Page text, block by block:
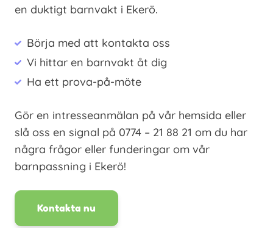
en duktigt barnvakt i Ekerö.
Börja med att kontakta oss
Vi hittar en barnvakt åt dig
Ha ett prova-på-möte
Gör en intresseanmälan på vår hemsida eller
slå oss en signal på 0774 – 21 88 21 om du har
några frågor eller funderingar om vår
barnpassning i Ekerö!
Kontakta nu